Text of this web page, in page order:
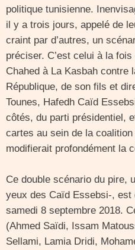
politique tunisienne.
il y a trois jours, appelé de
craint par d’autres, un
préciser. C’est celui à la fois
Chahed à La Kasbah contre
République, de son fils et
Tounes, Hafedh Caïd
côtés, du parti présidentiel,
cartes au sein de la
modifierait profondément la
Ce double scénario du pire,
yeux des Caïd Essebsi-, est
samedi 8 septembre 2018.
(Ahmed Saïdi, Issam
Sellami, Lamia Dridi,